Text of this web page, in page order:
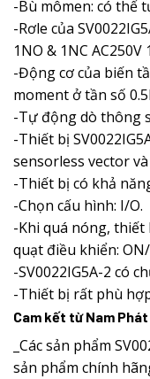
-Bù mômen: có thể
-Rơle của
1NO & 1NC AC250V
-Động cơ của biến
moment ở tần số
-Tự động dò thông
-Thiết bị
sensorless vector và
-Thiết bị có khả
-Chọn cấu hình: I/O.
-Khi quá nóng,
quạt điều khiển: ON/
-SV0022IG5A-2 có
-Thiết bị rất phù
Cam kết từ Nam Phát
_Các sản phẩm
sản phẩm chính